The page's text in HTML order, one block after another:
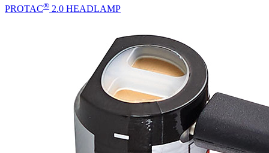
PROTAC® 2.0 HEADLAMP